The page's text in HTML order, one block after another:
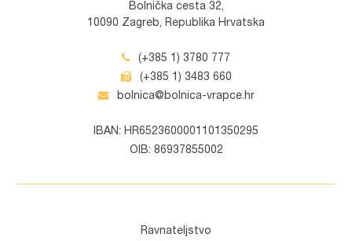
Bolnička cesta 32,
10090 Zagreb, Republika Hrvatska
(+385 1) 3780 777
(+385 1) 3483 660
bolnica@bolnica-vrapce.hr
IBAN: HR6523600001101350295
OIB: 86937855002
Ravnateljstvo